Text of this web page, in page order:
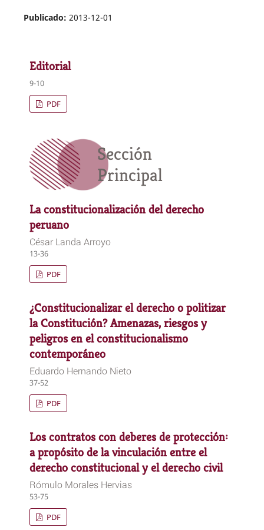
Publicado: 2013-12-01
Editorial
9-10
PDF
Sección
Principal
La constitucionalización del derecho
peruano
César Landa Arroyo
13-36
PDF
¿Constitucionalizar el derecho o politizar
la Constitución? Amenazas, riesgos y
peligros en el constitucionalismo
contemporáneo
Eduardo Hernando Nieto
37-52
PDF
Los contratos con deberes de protección:
a propósito de la vinculación entre el
derecho constitucional y el derecho civil
Rómulo Morales Hervias
53-75
PDF